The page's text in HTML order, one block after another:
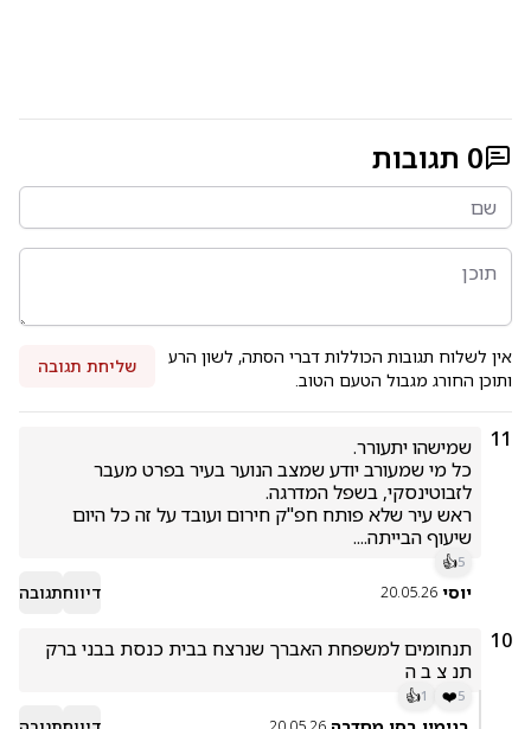
0 תגובות
אין לשלוח תגובות הכוללות דברי הסתה, לשון הרע
ותוכן החורג מגבול הטעם הטוב.
שליחת תגובה
11
שיעוף הבייתה....
👍5
יוסי 20.05.26 דיווחתגובה
10
תנ צ ב ה
👍1 ❤️5